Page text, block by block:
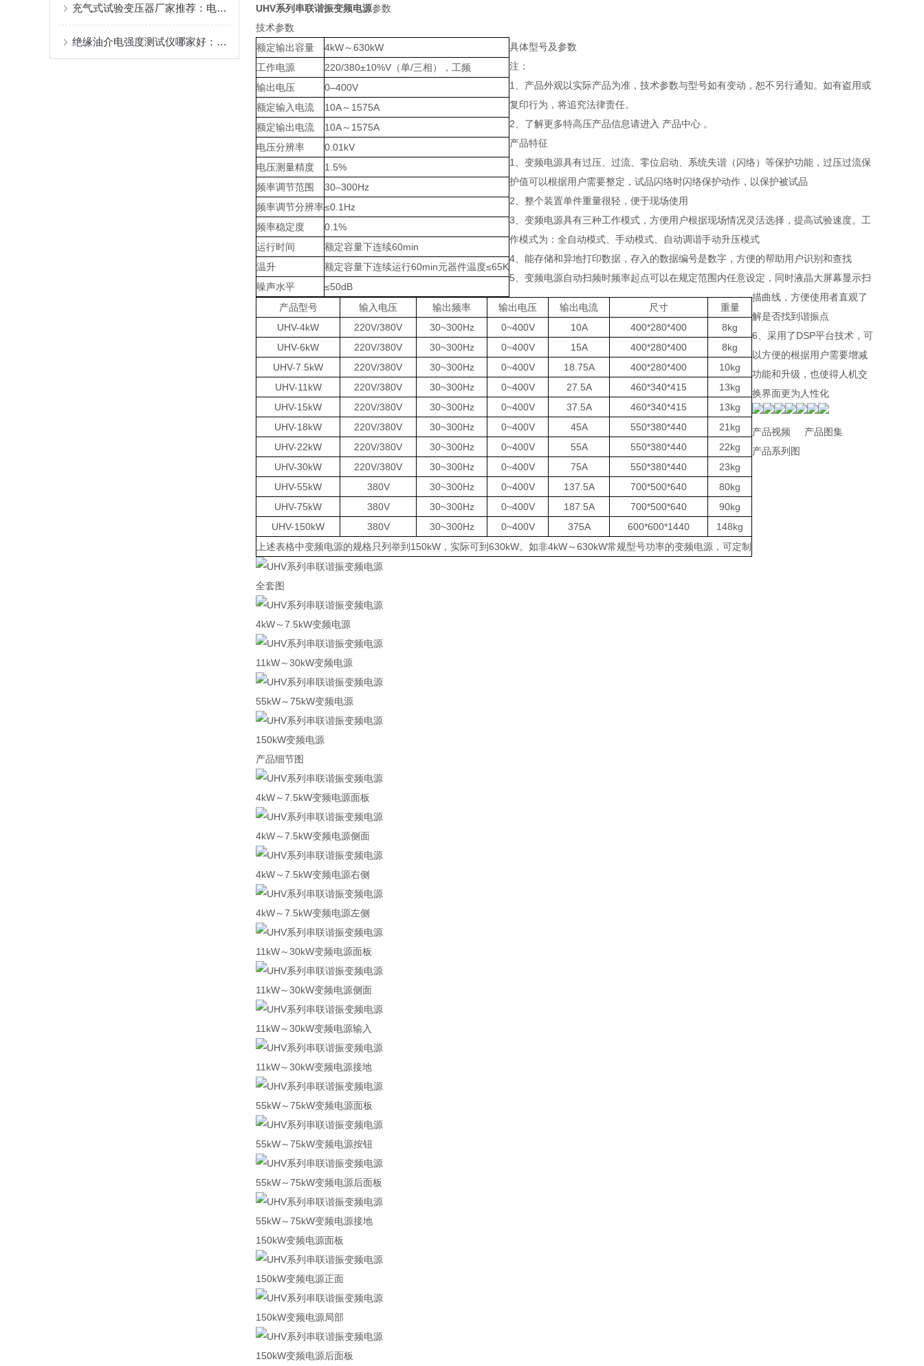
充气式试验变压器厂家推荐：电力检测设备中的技术演进与市场应用
绝缘油介电强度测试仪哪家好：解析武汉特高压的用户认可路径
UHV系列串联谐振变频电源参数
技术参数
额定输出容量
4kW～630kW
工作电源
220/380±10%V（单/三相），工频
输出电压
0–400V
额定输入电流
10A～1575A
额定输出电流
10A～1575A
电压分辨率
0.01kV
电压测量精度
1.5%
频率调节范围
30–300Hz
频率调节分辨率≤0.1Hz
频率稳定度
0.1%
运行时间
额定容量下连续60min
温升
额定容量下连续运行60min元器件温度≤65K
噪声水平
≤50dB
具体型号及参数
产品型号 输入电压 输出频率 输出电压 输出电流 尺寸
重量
UHV-4kW
220V/380V 30~300Hz 0~400V 10A 400*280*400
8kg
UHV-6kW
220V/380V 30~300Hz 0~400V 15A 400*280*400
8kg
UHV-7.5kW
220V/380V 30~300Hz 0~400V 18.75A 400*280*400
10kg
UHV-11kW
220V/380V 30~300Hz 0~400V 27.5A 460*340*415
13kg
UHV-15kW
220V/380V 30~300Hz 0~400V 37.5A 460*340*415
13kg
UHV-18kW
220V/380V 30~300Hz 0~400V 45A 550*380*440
21kg
UHV-22kW
220V/380V 30~300Hz 0~400V 55A 550*380*440
22kg
UHV-30kW
220V/380V 30~300Hz 0~400V 75A 550*380*440
23kg
UHV-55kW
380V 30~300Hz 0~400V 137.5A 700*500*640
80kg
UHV-75kW
380V 30~300Hz 0~400V 187.5A 700*500*640
90kg
UHV-150kW
380V 30~300Hz 0~400V 375A 600*600*1440
148kg
上述表格中变频电源的规格只列举到150kW，实际可到630kW。如非4kW～630kW常规型号功率的变频电源，可定制
注：
1、产品外观以实际产品为准，技术参数与型号如有变动，恕不另行通知。如有盗用或
复印行为，将追究法律责任。
2、了解更多特高压产品信息请进入 产品中心 。
产品特征
1、变频电源具有过压、过流、零位启动、系统失谐（闪络）等保护功能，过压过流保
护值可以根据用户需要整定，试品闪络时闪络保护动作，以保护被试品
2、整个装置单件重量很轻，便于现场使用
3、变频电源具有三种工作模式，方便用户根据现场情况灵活选择，提高试验速度。工
作模式为：全自动模式、手动模式、自动调谐手动升压模式
4、能存储和异地打印数据，存入的数据编号是数字，方便的帮助用户识别和查找
5、变频电源自动扫频时频率起点可以在规定范围内任意设定，同时液晶大屏幕显示扫
描曲线，方便使用者直观了
解是否找到谐振点
6、采用了DSP平台技术，可
以方便的根据用户需要增减
功能和升级，也使得人机交
换界面更为人性化
产品视频 产品图集
产品系列图
全套图
4kW～7.5kW变频电源
11kW～30kW变频电源
55kW～75kW变频电源
150kW变频电源
产品细节图
4kW～7.5kW变频电源面板
4kW～7.5kW变频电源侧面
4kW～7.5kW变频电源右侧
4kW～7.5kW变频电源左侧
11kW～30kW变频电源面板
11kW～30kW变频电源侧面
11kW～30kW变频电源输入
11kW～30kW变频电源接地
55kW～75kW变频电源面板
55kW～75kW变频电源按钮
55kW～75kW变频电源后面板
55kW～75kW变频电源接地
150kW变频电源面板
150kW变频电源正面
150kW变频电源局部
150kW变频电源后面板